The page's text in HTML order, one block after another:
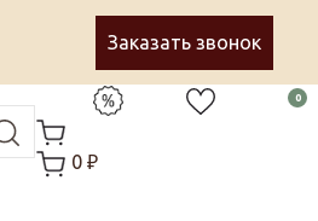
Заказать звонок
0
0 ₽